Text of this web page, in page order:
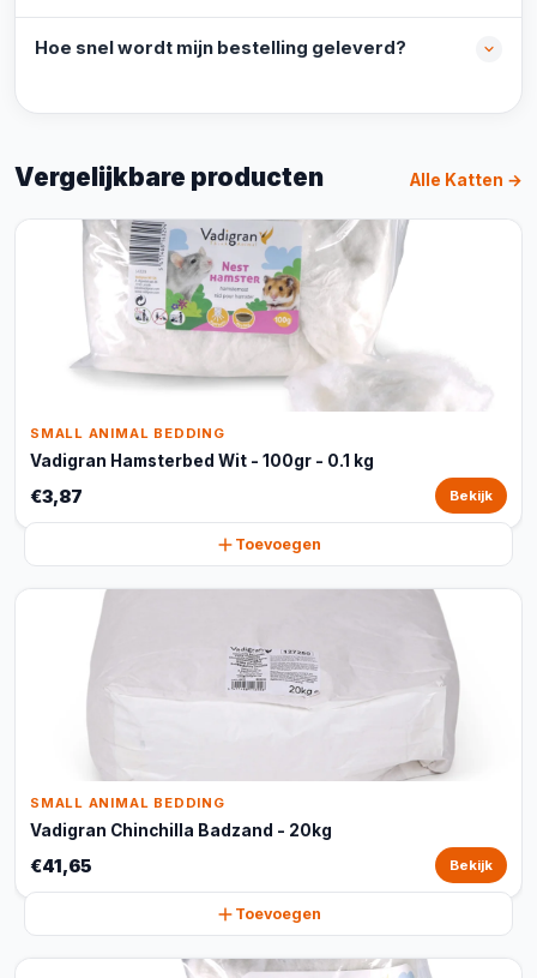
Hoe snel wordt mijn bestelling geleverd?
Vergelijkbare producten Alle Katten →
SMALL ANIMAL BEDDING
Vadigran Hamsterbed Wit - 100gr - 0.1 kg
€3,87 Bekijk
Toevoegen
SMALL ANIMAL BEDDING
Vadigran Chinchilla Badzand - 20kg
€41,65 Bekijk
Toevoegen